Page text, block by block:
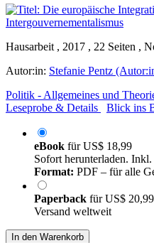
Hausarbeit , 2017 , 22 Seiten ,
Autor:in: Stefanie Pentz
Politik - Allgemeines und
Leseprobe & Details
Blick ins
eBook fürUS$ 18,99
Sofort herunterladen.
Format: PDF – für alle
Paperback fürUS$ 20,99
Versand weltweit
In den Warenkorb